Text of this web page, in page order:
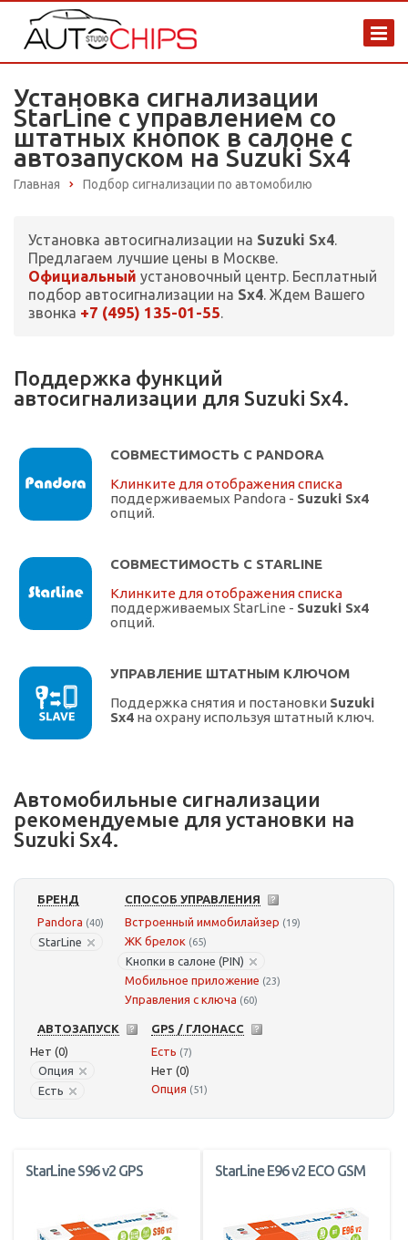
Установка сигнализации
StarLine с управлением со
штатных кнопок в салоне с
автозапуском на Suzuki Sx4
Главная Подбор сигнализации по автомобилю
Установка автосигнализации на Suzuki Sx4.
Предлагаем лучшие цены в Москве.
Официальный установочный центр. Бесплатный
подбор автосигнализации на Sx4. Ждем Вашего
звонка +7 (495) 135-01-55.
Поддержка функций
автосигнализации для Suzuki Sx4.
СОВМЕСТИМОСТЬ С PANDORA
Клинките для отображения списка
поддерживаемых Pandora - Suzuki Sx4
опций.
СОВМЕСТИМОСТЬ С STARLINE
Клинките для отображения списка
поддерживаемых StarLine - Suzuki Sx4
опций.
УПРАВЛЕНИЕ ШТАТНЫМ КЛЮЧОМ
Поддержка снятия и постановки Suzuki
Sx4 на охрану используя штатный ключ.
Автомобильные сигнализации
рекомендуемые для установки на
Suzuki Sx4.
БРЕНД
Pandora (40)
StarLine
СПОСОБ УПРАВЛЕНИЯ
Встроенный иммобилайзер (19)
ЖК брелок (65)
Кнопки в салоне (PIN)
Мобильное приложение (23)
Управления с ключа (60)
АВТОЗАПУСК
Нет (0)
Опция
Есть
GPS / ГЛОНАСС
Есть (7)
Нет (0)
Опция (51)
StarLine S96 v2 GPS StarLine E96 v2 ECO GSM